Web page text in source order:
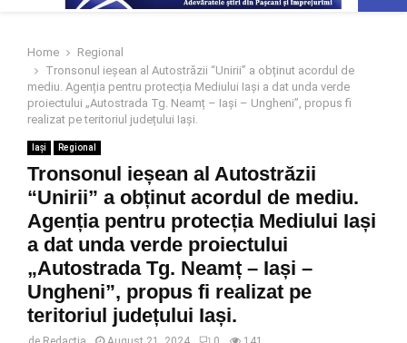
Home
Regional
Tronsonul ieșean al Autostrăzii “Unirii” a obținut acordul de
mediu. Agenția pentru protecția Mediului Iași a dat unda verde
proiectului „Autostrada Tg. Neamț – Iași – Ungheni”, propus fi
realizat pe teritoriul județului Iași.
Iași Regional
Tronsonul ieșean al Autostrăzii
“Unirii” a obținut acordul de mediu.
Agenția pentru protecția Mediului Iași
a dat unda verde proiectului
„Autostrada Tg. Neamț – Iași –
Ungheni”, propus fi realizat pe
teritoriul județului Iași.